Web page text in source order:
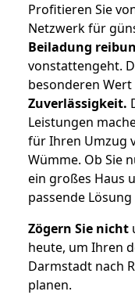
Profitieren Sie
Netzwerk für
Beiladung
vonstattengeht.
besonderen
Zuverlässigkeit.
Leistungen
für Ihren Umzug
Wümme. Ob Sie
ein großes Haus
passende Lösung
Zögern Sie nicht
heute, um Ihren
Darmstadt nach
planen.